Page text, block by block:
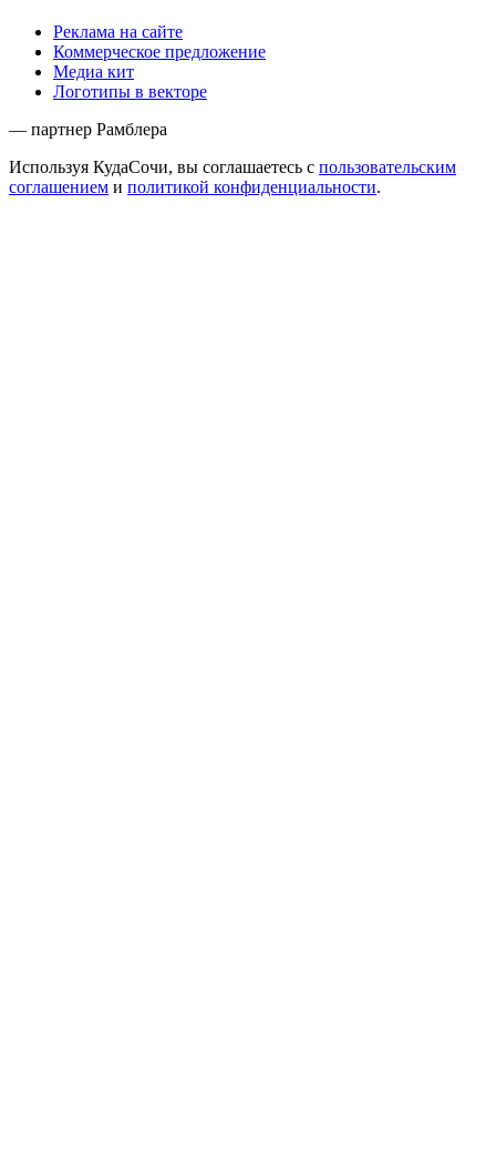
Реклама на сайте
Коммерческое предложение
Медиа кит
Логотипы в векторе
— партнер Рамблера
Используя КудаСочи, вы соглашаетесь с пользовательским
соглашением и политикой конфиденциальности.